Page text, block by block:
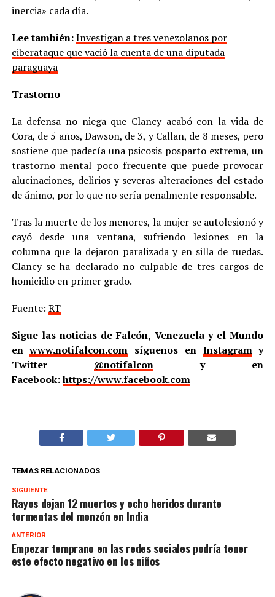
inercia» cada día.
Lee también:Investigan a tres venezolanos por
ciberataque que vació la cuenta de una diputada
paraguaya
Trastorno
La defensa no niega que Clancy acabó con la vida de
Cora, de 5 años, Dawson, de 3, y Callan, de 8 meses, pero
sostiene que padecía una psicosis posparto extrema, un
trastorno mental poco frecuente que puede provocar
alucinaciones, delirios y severas alteraciones del estado
de ánimo, por lo que no sería penalmente responsable.
Tras la muerte de los menores, la mujer se autolesionó y
cayó desde una ventana, sufriendo lesiones en la
columna que la dejaron paralizada y en silla de ruedas.
Clancy se ha declarado no culpable de tres cargos de
homicidio en primer grado.
Fuente: RT
Sigue las noticias de Falcón, Venezuela y el Mundo
enwww.notifalcon.com síguenos en Instagramy
Twitter @notifalcony en
Facebook:https://www.facebook.com
TEMAS RELACIONADOS
SIGUIENTE
Rayos dejan 12 muertos y ocho heridos durante
tormentas del monzón en India
ANTERIOR
Empezar temprano en las redes sociales podría tener
este efecto negativo en los niños